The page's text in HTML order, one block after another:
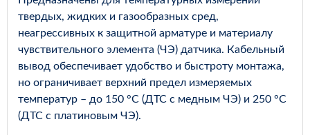
твердых, жидких и газообразных сред,
неагрессивных к защитной арматуре и материалу
чувствительного элемента (ЧЭ) датчика. Кабельный
вывод обеспечивает удобство и быстроту монтажа,
но ограничивает верхний предел измеряемых
температур – до 150 °С (ДТС с медным ЧЭ) и 250 °С
(ДТС с платиновым ЧЭ).